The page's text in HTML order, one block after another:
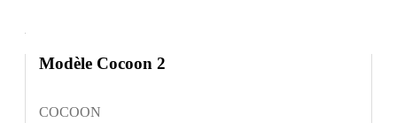
Modèle Cocoon 2
COCOON